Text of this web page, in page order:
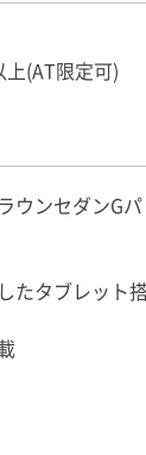
(AT限定可)
ウンセダンG
たタブレット